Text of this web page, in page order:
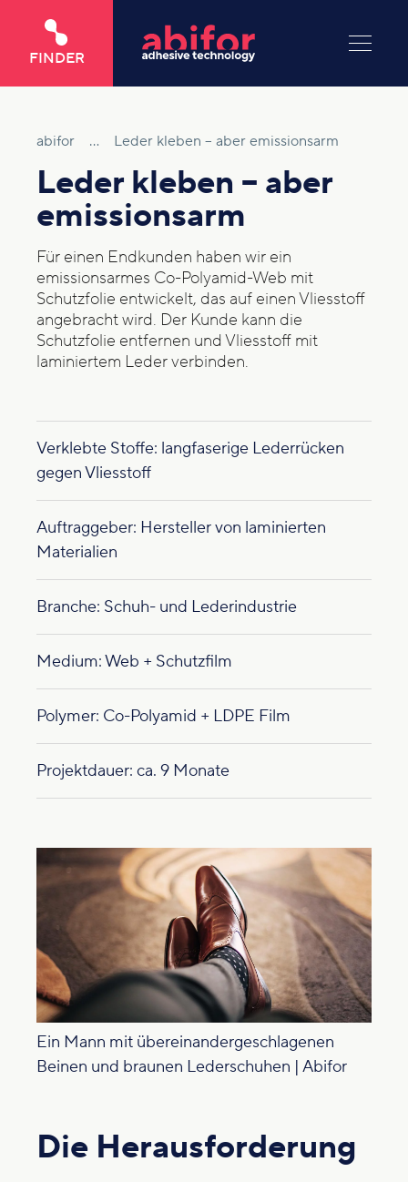
FINDER
abifor ... Leder kleben – aber emissionsarm
Leder kleben – aber
emissionsarm
Für einen Endkunden haben wir ein
emissionsarmes Co-Polyamid-Web mit
Schutzfolie entwickelt, das auf einen Vliesstoff
angebracht wird. Der Kunde kann die
Schutzfolie entfernen und Vliesstoff mit
laminiertem Leder verbinden.
Verklebte Stoffe: langfaserige Lederrücken
gegen Vliesstoff
Auftraggeber: Hersteller von laminierten
Materialien
Branche: Schuh- und Lederindustrie
Medium: Web + Schutzfilm
Polymer: Co-Polyamid + LDPE Film
Projektdauer: ca. 9 Monate
Ein Mann mit übereinandergeschlagenen
Beinen und braunen Lederschuhen | Abifor
Die Herausforderung